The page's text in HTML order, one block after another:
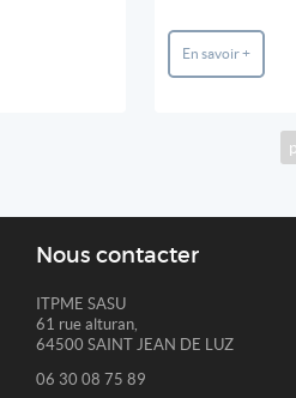
En savoir +
Nous contacter
ITPME SASU
61 rue alturan,
64500 SAINT JEAN DE LUZ
06 30 08 75 89